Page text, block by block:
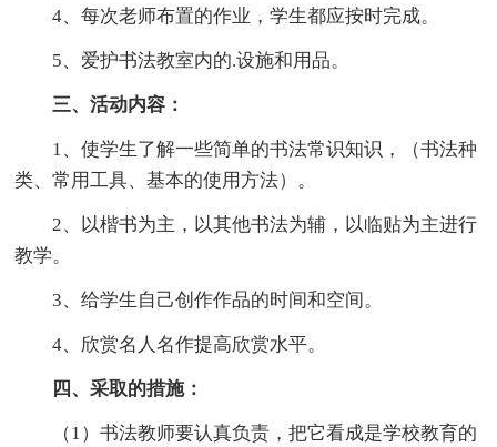
4、每次老师布置的作业，学生都应按时完成。
5、爱护书法教室内的.设施和用品。
三、活动内容：
1、使学生了解一些简单的书法常识知识，（书法种
类、常用工具、基本的使用方法）。
2、以楷书为主，以其他书法为辅，以临贴为主进行
教学。
3、给学生自己创作作品的时间和空间。
4、欣赏名人名作提高欣赏水平。
四、采取的措施：
（1）书法教师要认真负责，把它看成是学校教育的